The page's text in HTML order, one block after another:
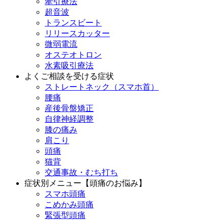
超音波
トランスビート
リリースカッター
微弱電流
オステオトロン
水素吸引療法
よくご相談を受ける症状
ストレートネック（スマホ首）
腰痛
産後骨盤矯正
自律神経調整
膝の痛み
肩こり
頭痛
猫背
交通事故・むち打ち
症状別メニュー【頭痛のお悩み】
スマホ頭痛
こめかみ頭痛
緊張型頭痛